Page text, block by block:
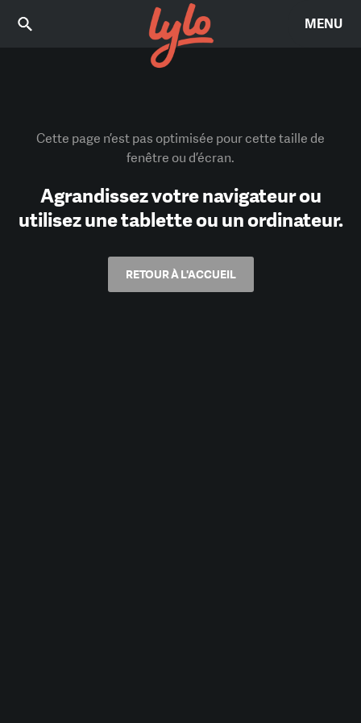
MENU
Cette page n’est pas optimisée pour cette taille de
fenêtre ou d’écran.
Agrandissez votre navigateur ou
utilisez une tablette ou un ordinateur.
RETOUR À L'ACCUEIL